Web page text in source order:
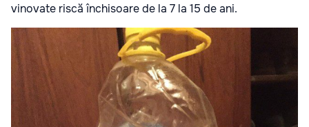
vinovate riscă închisoare de la 7 la 15 de ani.